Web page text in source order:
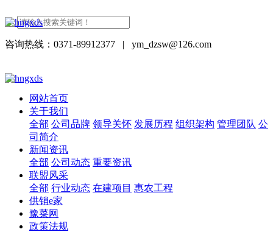
咨询热线：0371-89912377 | ym_dzsw@126.com
网站首页
关于我们
全部 公司品牌 领导关怀 发展历程 组织架构 管理团队 公
司简介
新闻资讯
全部 公司动态 重要资讯
联盟风采
全部 行业动态 在建项目 惠农工程
供销e家
豫菜网
政策法规